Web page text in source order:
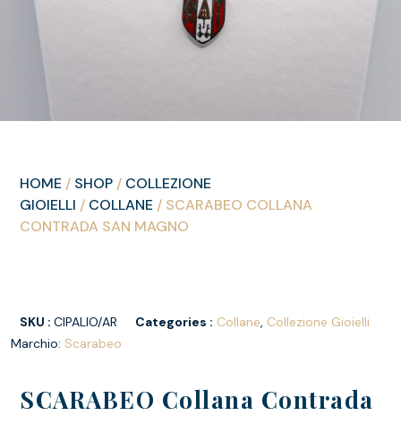
HOME / SHOP / COLLEZIONE
GIOIELLI / COLLANE / SCARABEO COLLANA
CONTRADA SAN MAGNO
SKU :CIPALIO/AR Categories : Collane, Collezione Gioielli
Marchio: Scarabeo
SCARABEO Collana Contrada